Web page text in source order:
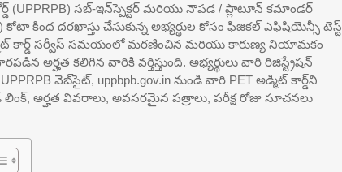
(UPPRPB) సబ్-ఇన్‌స్పెక్టర్ మరియు నౌపడ / ప్లాటూన్ కమాండర్
కింద దరఖాస్తు చేసుకున్న అభ్యర్థుల కోసం ఫిజికల్ ఎఫిషియెన్సీ టెస్ట్
కార్డ్ సర్వీస్ సమయంలో మరణించిన మరియు కారుణ్య నియామకం
అర్హత కలిగిన వారికి వర్తిస్తుంది. అభ్యర్థులు వారి రిజిస్ట్రేషన్
వెబ్‌సైట్, uppbpb.gov.in నుండి వారి PET అడ్మిట్ కార్డ్‌ని
అర్హత వివరాలు, అవసరమైన పత్రాలు, పరీక్ష రోజు సూచనలు